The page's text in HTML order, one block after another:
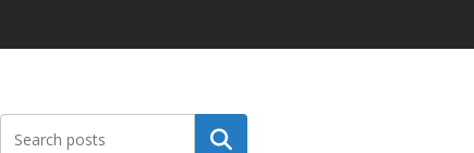
Suchen